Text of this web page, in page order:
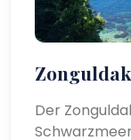
Der